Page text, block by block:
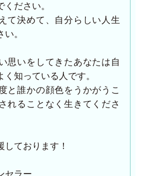
ください。
て決めて、自分らしい人生
。
思いをしてきたあなたは自
く知っている人です。
と誰かの顔色をうかがうこ
れることなく生きてくださ
しております！
セラー